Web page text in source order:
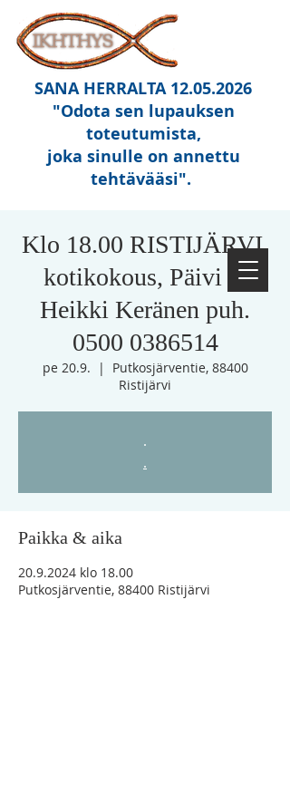
SANA HERRALTA 12.05.2026
"Odota sen lupauksen
toteutumista,
joka sinulle on annettu
tehtävääsi".
Klo 18.00 RISTIJÄRVI,
kotikokous, Päivi ja
Heikki Keränen puh.
0500 0386514
pe 20.9.
  |
Putkosjärventie, 88400
Ristijärvi
.
.
Paikka & aika
20.9.2024 klo 18.00
Putkosjärventie, 88400 Ristijärvi